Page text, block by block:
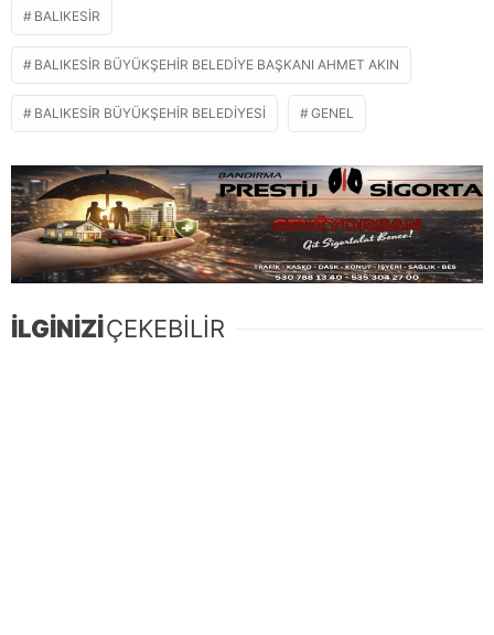
BALIKESIR
BALIKESIR BÜYÜKŞEHIR BELEDIYE BAŞKANI AHMET AKIN
BALIKESIR BÜYÜKŞEHIR BELEDIYESI GENEL
İLGİNİZİÇEKEBİLİR